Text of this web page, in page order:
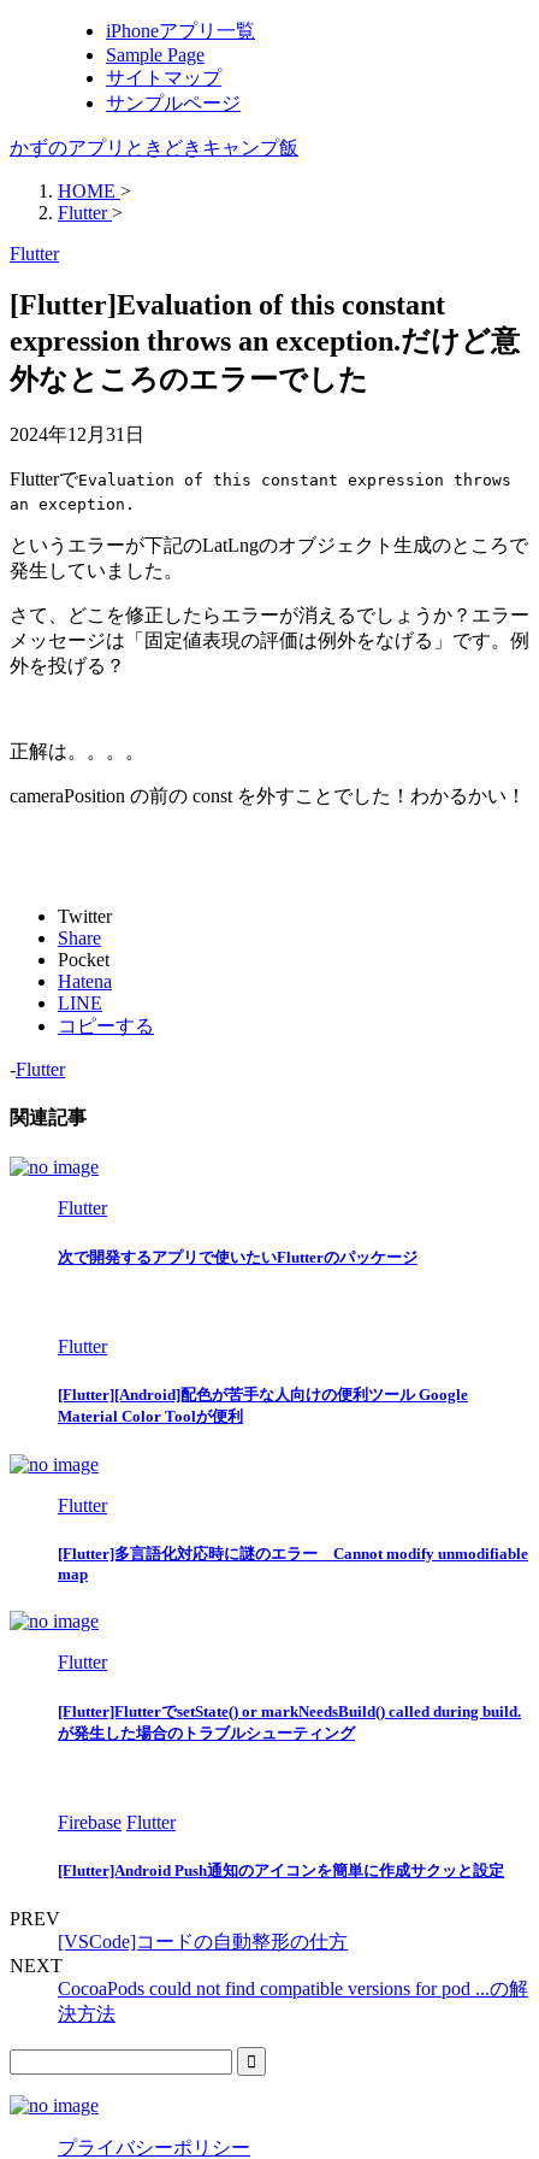
iPhoneアプリ一覧
Sample Page
サイトマップ
サンプルページ
かずのアプリときどきキャンプ飯
HOME >
Flutter >
Flutter
[Flutter]Evaluation of this constant
expression throws an exception.だけど意
外なところのエラーでした
2024年12月31日
FlutterでEvaluation of this constant expression throws
an exception.
というエラーが下記のLatLngのオブジェクト生成のところで
発生していました。
さて、どこを修正したらエラーが消えるでしょうか？エラー
メッセージは「固定値表現の評価は例外をなげる」です。例
外を投げる？
正解は。。。。
cameraPosition の前の const を外すことでした！わかるかい！
Twitter
Share
Pocket
Hatena
LINE
コピーする
-Flutter
関連記事
Flutter
次で開発するアプリで使いたいFlutterのパッケージ
Flutter
[Flutter][Android]配色が苦手な人向けの便利ツール Google
Material Color Toolが便利
Flutter
[Flutter]多言語化対応時に謎のエラー Cannot modify unmodifiable
map
Flutter
[Flutter]FlutterでsetState() or markNeedsBuild() called during build.
が発生した場合のトラブルシューティング
Firebase Flutter
[Flutter]Android Push通知のアイコンを簡単に作成サクッと設定
PREV
[VSCode]コードの自動整形の仕方
NEXT
CocoaPods could not find compatible versions for pod ...の解
決方法
プライバシーポリシー